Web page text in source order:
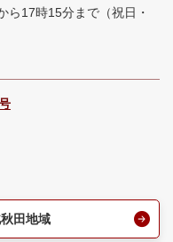
ら17時15分まで （祝日・
田地域